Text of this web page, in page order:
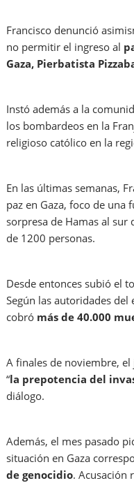
Francisco denunció
no permitir el ingreso al
Gaza, Pierbatista
Instó además a la
los bombardeos en la
religioso católico en la
En las últimas semanas,
paz en Gaza, foco de una
sorpresa de Hamas al
de 1200 personas.
Desde entonces subió el
Según las autoridades
cobró más de 40.000
A finales de noviembre,
“la prepotencia del
diálogo.
Además, el mes pasado
situación en Gaza
de genocidio. Acusación